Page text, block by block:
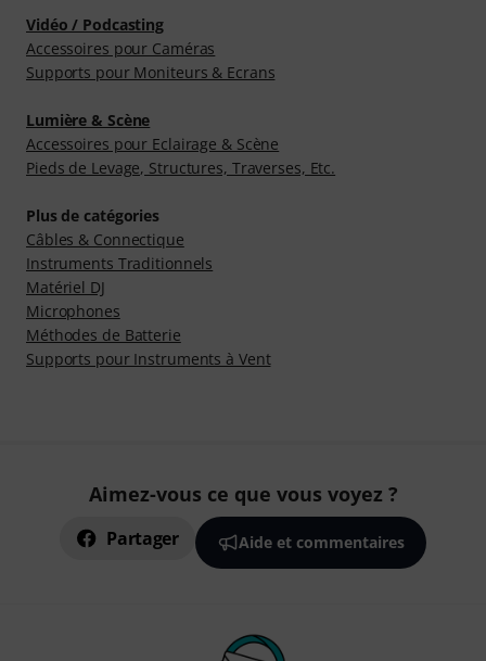
Vidéo / Podcasting
Accessoires pour Caméras
Supports pour Moniteurs & Ecrans
Lumière & Scène
Accessoires pour Eclairage & Scène
Pieds de Levage, Structures, Traverses, Etc.
Plus de catégories
Câbles & Connectique
Instruments Traditionnels
Matériel DJ
Microphones
Méthodes de Batterie
Supports pour Instruments à Vent
Aimez-vous ce que vous voyez ?
Partager Aide et commentaires